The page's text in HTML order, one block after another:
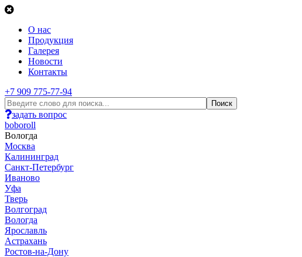
О нас
Продукция
Галерея
Новости
Контакты
+7 909 775-77-94
задать вопрос
boboroll
Вологда
Москва
Калининград
Санкт-Петербург
Иваново
Уфа
Тверь
Волгоград
Вологда
Ярославль
Астрахань
Ростов-на-Дону